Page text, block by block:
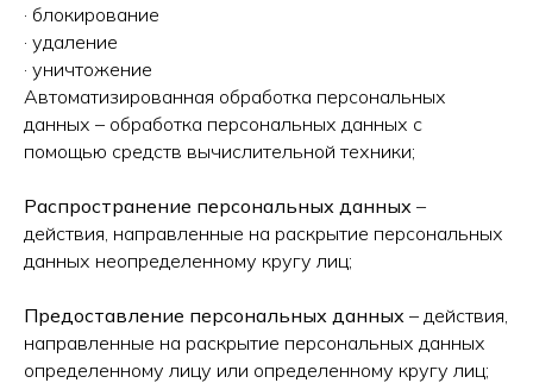
· блокирование
· удаление
· уничтожение
Автоматизированная обработка персональных
данных – обработка персональных данных с
помощью средств вычислительной техники;
Распространение персональных данных –
действия, направленные на раскрытие персональных
данных неопределенному кругу лиц;
Предоставление персональных данных – действия,
направленные на раскрытие персональных данных
определенному лицу или определенному кругу лиц;